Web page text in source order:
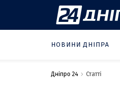
НОВИНИ ДНІПРА
Дніпро 24 Статті